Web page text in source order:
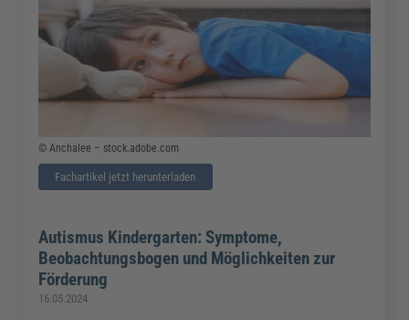
© Anchalee – stock.adobe.com
Fachartikel jetzt herunterladen
Autismus Kindergarten: Symptome,
Beobachtungsbogen und Möglichkeiten zur
Förderung
16.05.2024